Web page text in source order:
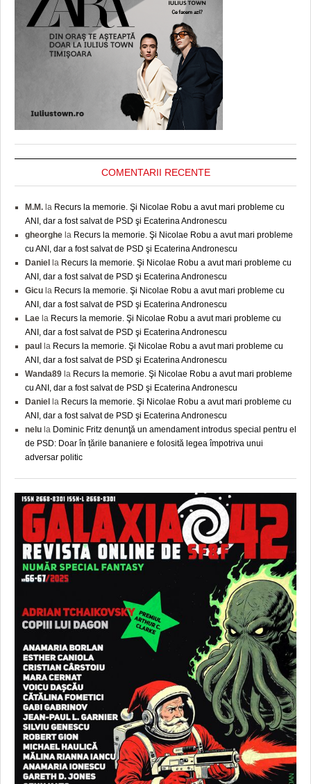
COMENTARII RECENTE
M.M. la Recurs la memorie. Şi Nicolae Robu a avut mari probleme cu
ANI, dar a fost salvat de PSD şi Ecaterina Andronescu
gheorghe la Recurs la memorie. Şi Nicolae Robu a avut mari probleme
cu ANI, dar a fost salvat de PSD şi Ecaterina Andronescu
Daniel la Recurs la memorie. Şi Nicolae Robu a avut mari probleme cu
ANI, dar a fost salvat de PSD şi Ecaterina Andronescu
Gicu la Recurs la memorie. Şi Nicolae Robu a avut mari probleme cu
ANI, dar a fost salvat de PSD şi Ecaterina Andronescu
Lae la Recurs la memorie. Şi Nicolae Robu a avut mari probleme cu
ANI, dar a fost salvat de PSD şi Ecaterina Andronescu
paul la Recurs la memorie. Şi Nicolae Robu a avut mari probleme cu
ANI, dar a fost salvat de PSD şi Ecaterina Andronescu
Wanda89 la Recurs la memorie. Şi Nicolae Robu a avut mari probleme
cu ANI, dar a fost salvat de PSD şi Ecaterina Andronescu
Daniel la Recurs la memorie. Şi Nicolae Robu a avut mari probleme cu
ANI, dar a fost salvat de PSD şi Ecaterina Andronescu
nelu la Dominic Fritz denunţă un amendament introdus special pentru el
de PSD: Doar în țările bananiere e folosită legea împotriva unui
adversar politic